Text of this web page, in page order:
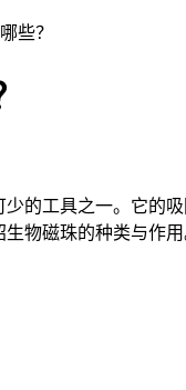
些？
工具之一。它的吸
物磁珠的种类与作用